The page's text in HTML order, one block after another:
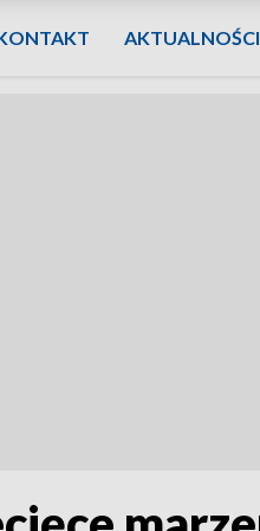
AKTUALNOŚCI